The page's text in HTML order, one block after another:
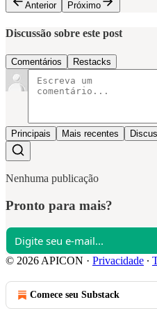
Anterior
Próximo
Discussão sobre este post
Comentários Restacks
Principais Mais recentes
Nenhuma publicação
Pronto para mais?
© 2026 APICON · Privacidade ∙
Comece seu Substack